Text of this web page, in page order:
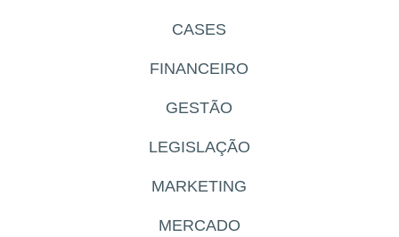
CASES
FINANCEIRO
GESTÃO
LEGISLAÇÃO
MARKETING
MERCADO